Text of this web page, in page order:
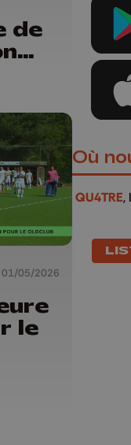
de
01/05/2026
le
Où
QU4TRE,